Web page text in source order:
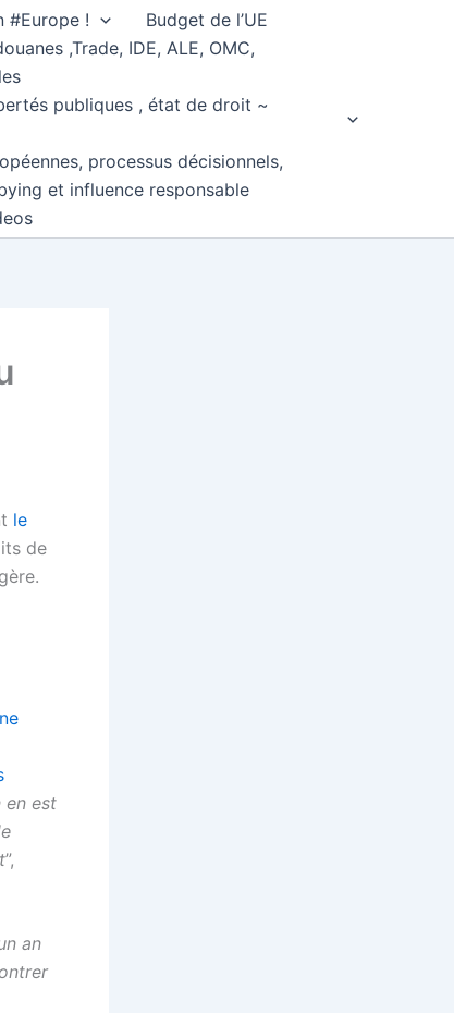
#Europe !
Budget de l’UE
,Trade, IDE, ALE, OMC,
publiques , état de droit ~
processus décisionnels,
et influence responsable
le
de
en est
”,
an